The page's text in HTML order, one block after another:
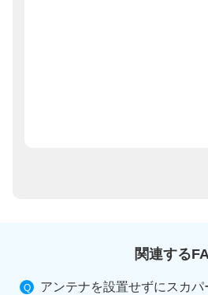
関連する
アンテナを設置せずにスカ